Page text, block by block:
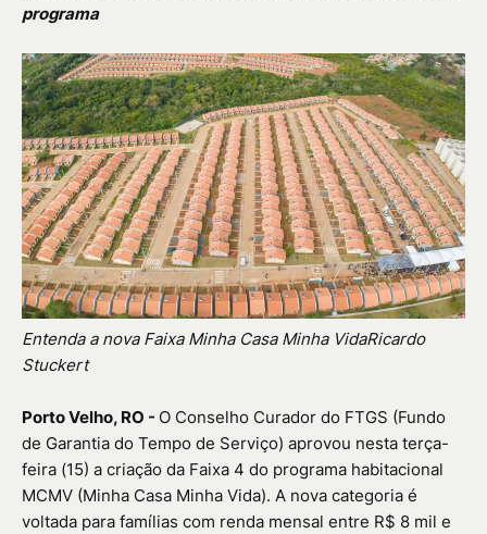
programa
Entenda a nova Faixa Minha Casa Minha VidaRicardo
Stuckert
Porto Velho, RO - O Conselho Curador do FTGS (Fundo
de Garantia do Tempo de Serviço) aprovou nesta terça-
feira (15) a criação da Faixa 4 do programa habitacional
MCMV (Minha Casa Minha Vida). A nova categoria é
voltada para famílias com renda mensal entre R$ 8 mil e